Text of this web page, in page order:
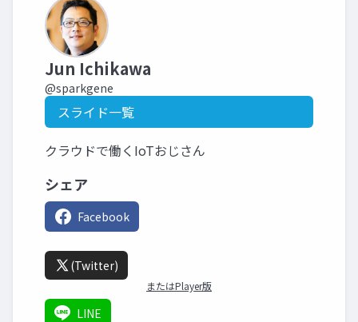
Jun Ichikawa
@sparkgene
スライド一覧
クラウドで働くIoTおじさん
シェア
Facebook
(Twitter)
またはPlayer版
LINE